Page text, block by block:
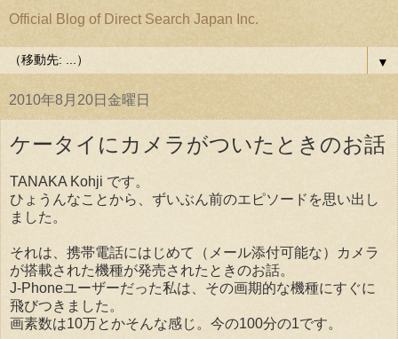
Official Blog of Direct Search Japan Inc.
▼
2010年8月20日金曜日
ケータイにカメラがついたときのお話
TANAKA Kohji です。
ひょうんなことから、ずいぶん前のエピソードを思い出し
ました。
それは、携帯電話にはじめて（メール添付可能な）カメラ
が搭載された機種が発売されたときのお話。
J-Phoneユーザーだった私は、その画期的な機種にすぐに
飛びつきました。
画素数は10万とかそんな感じ。今の100分の1です。